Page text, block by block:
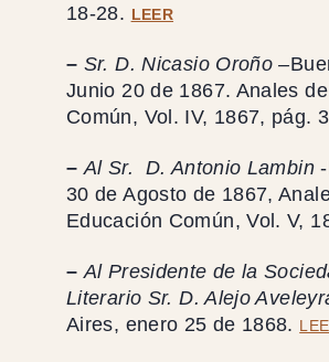
18-28. LEER
– Sr. D. Nicasio Oroño –
Junio 20 de 1867. Anales
Común, Vol. IV, 1867, pág.
–Al Sr. D. Antonio Lambin-
30 de Agosto de 1867,
Educación Común, Vol. V,
–Al Presidente de la
Literario Sr. D. Alejo
Aires, enero 25 de 1868.